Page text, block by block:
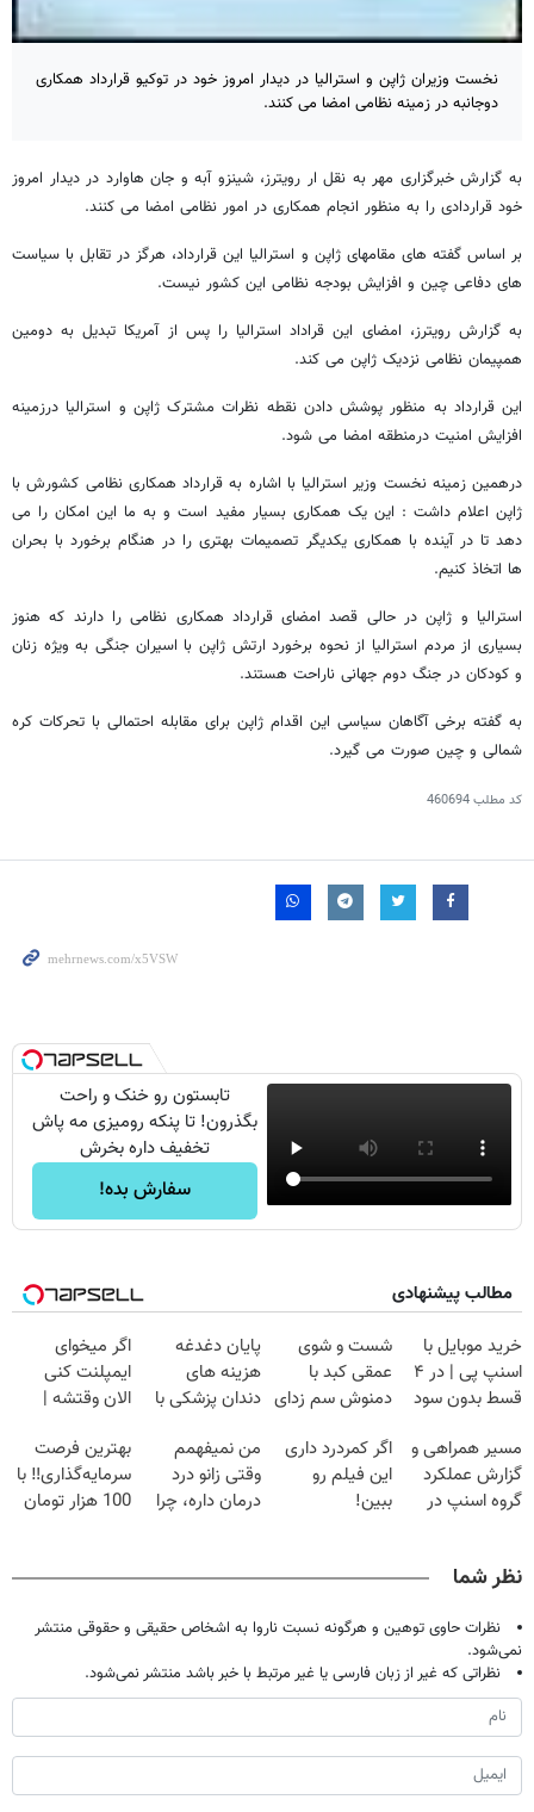
نخست وزیران ژاپن و استرالیا در دیدار امروز خود در توکیو قرارداد همکاری
دوجانبه در زمینه نظامی امضا می کنند.
به گزارش خبرگزاری مهر به نقل ار رویترز، شینزو آبه و جان هاوارد در دیدار امروز
خود قراردادی را به منظور انجام همکاری در امور نظامی امضا می کنند.
بر اساس گفته های مقامهای ژاپن و استرالیا این قرارداد، هرگز در تقابل با سیاست
های دفاعی چین و افزایش بودجه نظامی این کشور نیست.
به گزارش رویترز، امضای این قراداد استرالیا را پس از آمریکا تبدیل به دومین
همپیمان نظامی نزدیک ژاپن می کند.
این قرارداد به منظور پوشش دادن نقطه نظرات مشترک ژاپن و استرالیا درزمینه
افزایش امنیت درمنطقه امضا می شود.
درهمین زمینه نخست وزیر استرالیا با اشاره به قرارداد همکاری نظامی کشورش با
ژاپن اعلام داشت : این یک همکاری بسیار مفید است و به ما این امکان را می
دهد تا در آینده با همکاری یکدیگر تصمیمات بهتری را در هنگام برخورد با بحران
ها اتخاذ کنیم.
استرالیا و ژاپن در حالی قصد امضای قرارداد همکاری نظامی را دارند که هنوز
بسیاری از مردم استرالیا از نحوه برخورد ارتش ژاپن با اسیران جنگی به ویژه زنان
و کودکان در جنگ دوم جهانی ناراحت هستند.
به گفته برخی آگاهان سیاسی این اقدام ژاپن برای مقابله احتمالی با تحرکات کره
شمالی و چین صورت می گیرد.
کد مطلب460694
تابستون رو خنک و راحت
بگذرون! تا پنکه رومیزی مه پاش
تخفیف داره بخرش
سفارش بده!
مطالب پیشنهادی
خرید موبایل با
اسنپ پی | در ۴
قسط بدون سود
شست و شوی
عمقی کبد با
دمنوش سم زدای
پایان دغدغه
هزینه های
دندان پزشکی با
خانگی
اگر میخوای
ایمپلنت کنی
الان وقتشه |
میلیون تومان!!!
مسیر همراهی و
گزارش عملکرد
گروه اسنپ در
اگر کمردرد داری
این فیلم رو
ببین!
من نمیفهمم
وقتی زانو درد
درمان داره، چرا
بهترین فرصت
سرمایه‌گذاری‼️ با
100 هزار تومان
نظر شما
نظرات حاوی توهین و هرگونه نسبت ناروا به اشخاص حقیقی و حقوقی منتشر
نمی‌شود.
نظراتی که غیر از زبان فارسی یا غیر مرتبط با خبر باشد منتشر نمی‌شود.